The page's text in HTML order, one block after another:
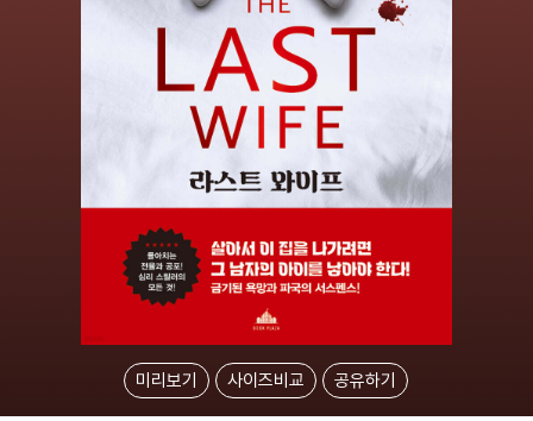
미리보기 사이즈비교 공유하기